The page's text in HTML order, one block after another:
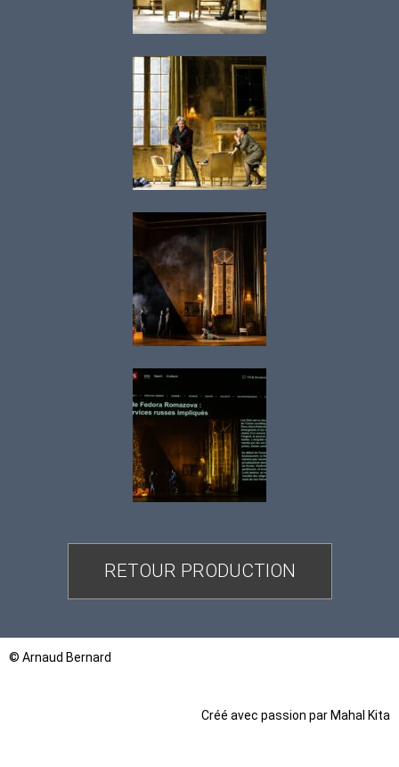
RETOUR PRODUCTION
© Arnaud Bernard
Créé avec passion par Mahal Kita